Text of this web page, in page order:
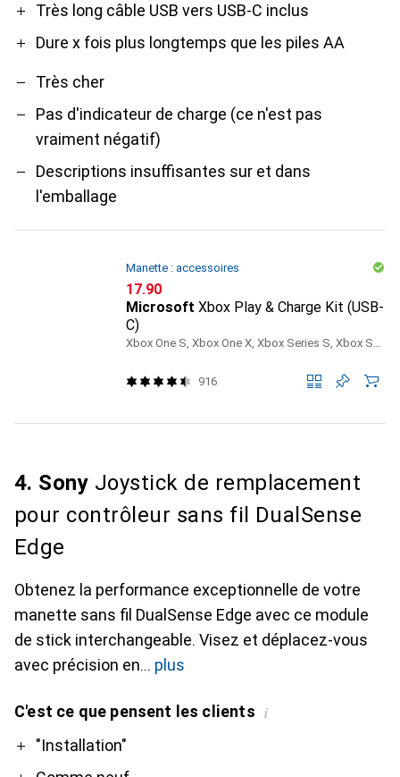
Très long câble USB vers USB-C inclus
Dure x fois plus longtemps que les piles AA
Très cher
Pas d'indicateur de charge (ce n'est pas
vraiment négatif)
Descriptions insuffisantes sur et dans
l'emballage
Manette : accessoires
CHF
17.90
Microsoft Xbox Play & Charge Kit (USB-
C)
Xbox One S, Xbox One X, Xbox Series S, Xbox Series X
916
4. Sony Joystick de remplacement
pour contrôleur sans fil DualSense
Edge
Obtenez la performance exceptionnelle de votre
manette sans fil DualSense Edge avec ce module
de stick interchangeable. Visez et déplacez-vous
avec précision en
plus
C'est ce que pensent les clients i
Pro"Installation"
Contre